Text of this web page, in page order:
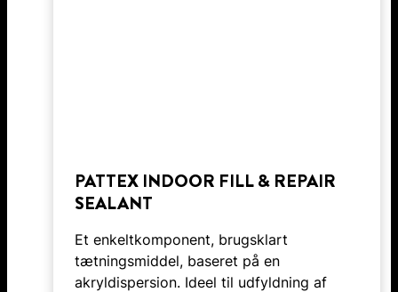
PATTEX INDOOR FILL & REPAIR
SEALANT
Et enkeltkomponent, brugsklart
tætningsmiddel, baseret på en
akryldispersion. Ideel til udfyldning af